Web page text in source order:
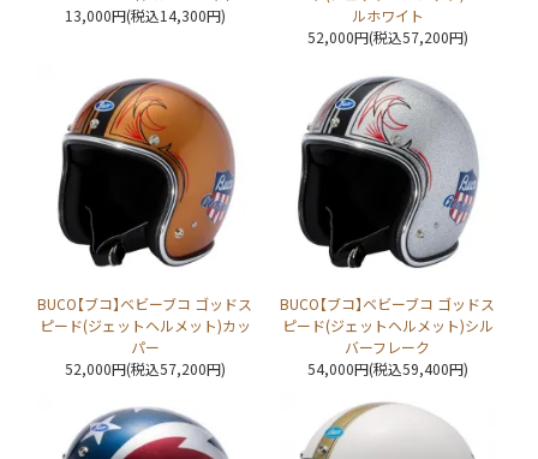
13,000円(税込14,300円)
ルホワイト
52,000円(税込57,200円)
BUCO【ブコ】ベビーブコ ゴッドス
ピード(ジェットヘルメット)カッ
パー
52,000円(税込57,200円)
BUCO【ブコ】ベビーブコ ゴッドス
ピード(ジェットヘルメット)シル
バーフレーク
54,000円(税込59,400円)